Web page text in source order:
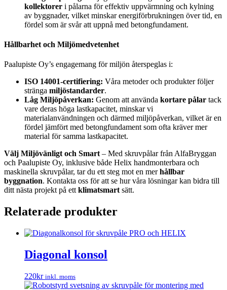
kollektorer i pålarna för effektiv uppvärmning och kylning
av byggnader, vilket minskar energiförbrukningen över tid, en
fördel som är svår att uppnå med betongfundament.
Hållbarhet och Miljömedvetenhet
Paalupiste Oy’s engagemang för miljön återspeglas i:
ISO 14001-certifiering: Våra metoder och produkter följer
stränga miljöstandarder.
Låg Miljöpåverkan: Genom att använda kortare pålar tack
vare deras höga lastkapacitet, minskar vi
materialanvändningen och därmed miljöpåverkan, vilket är en
fördel jämfört med betongfundament som ofta kräver mer
material för samma lastkapacitet.
Välj Miljövänligt och Smart – Med skruvpålar från AlfaBryggan
och Paalupiste Oy, inklusive både Helix handmonterbara och
maskinella skruvpålar, tar du ett steg mot en merhållbar
byggnation. Kontakta oss för att se hur våra lösningar kan bidra till
ditt nästa projekt på ett klimatsmart sätt.
Relaterade produkter
Diagonal konsol
220kr inkl. moms